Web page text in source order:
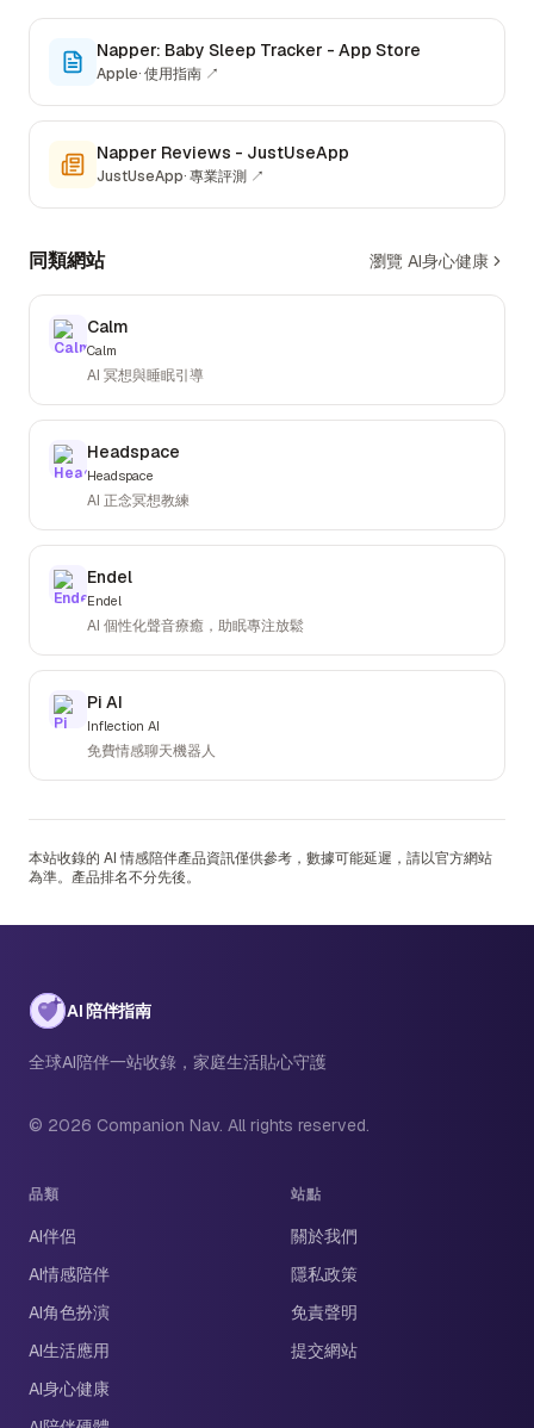
Napper: Baby Sleep Tracker - App Store
Apple·使用指南 ↗
Napper Reviews - JustUseApp
JustUseApp·專業評測 ↗
同類網站 瀏覽 AI身心健康
Calm
Calm
AI 冥想與睡眠引導
Headspace
Headspace
AI 正念冥想教練
Endel
Endel
AI 個性化聲音療癒，助眠專注放鬆
Pi AI
Inflection AI
免費情感聊天機器人
本站收錄的 AI 情感陪伴產品資訊僅供參考，數據可能延遲，請以官方網站
為準。產品排名不分先後。
AI 陪伴指南
全球AI陪伴一站收錄，家庭生活貼心守護
© 2026 Companion Nav. All rights reserved.
品類
AI伴侶
AI情感陪伴
AI角色扮演
AI生活應用
AI身心健康
站點
關於我們
隱私政策
免責聲明
提交網站